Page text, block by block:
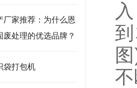
厂家推荐：为什么恩
废处理的优选品牌？
袋打包机